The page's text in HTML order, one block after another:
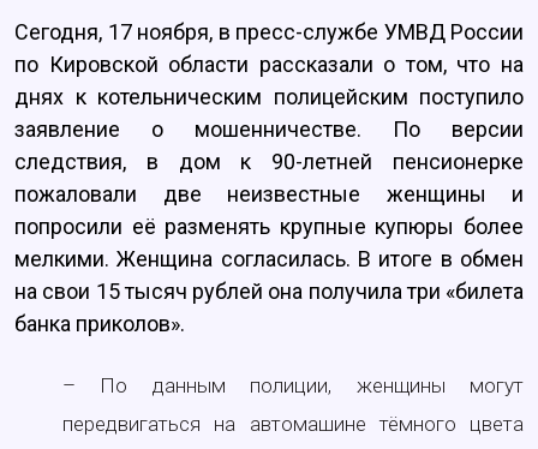
Сегодня, 17 ноября, в пресс-службе УМВД России
по Кировской области рассказали о том, что на
днях к котельническим полицейским поступило
заявление о мошенничестве. По версии
следствия, в дом к 90-летней пенсионерке
пожаловали две неизвестные женщины и
попросили её разменять крупные купюры более
мелкими. Женщина согласилась. В итоге в обмен
на свои 15 тысяч рублей она получила три «билета
банка приколов».
– По данным полиции, женщины могут
передвигаться на автомашине тёмного цвета